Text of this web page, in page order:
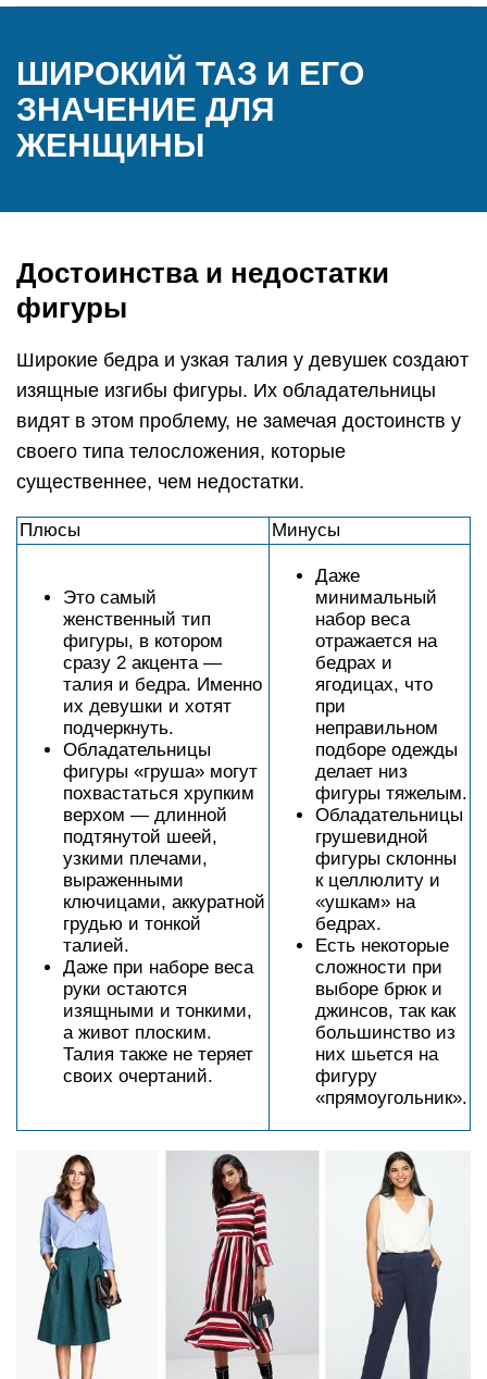
ШИРОКИЙ ТАЗ И ЕГО
ЗНАЧЕНИЕ ДЛЯ
ЖЕНЩИНЫ
Достоинства и недостатки
фигуры
Широкие бедра и узкая талия у девушек создают
изящные изгибы фигуры. Их обладательницы
видят в этом проблему, не замечая достоинств у
своего типа телосложения, которые
существеннее, чем недостатки.
Плюсы Минусы
Это самый
женственный тип
фигуры, в котором
сразу 2 акцента —
талия и бедра. Именно
их девушки и хотят
подчеркнуть.
Обладательницы
фигуры «груша» могут
похвастаться хрупким
верхом — длинной
подтянутой шеей,
узкими плечами,
выраженными
ключицами, аккуратной
грудью и тонкой
талией.
Даже при наборе веса
руки остаются
изящными и тонкими,
а живот плоским.
Талия также не теряет
своих очертаний.
Даже
минимальный
набор веса
отражается на
бедрах и
ягодицах, что
при
неправильном
подборе одежды
делает низ
фигуры тяжелым.
Обладательницы
грушевидной
фигуры склонны
к целлюлиту и
«ушкам» на
бедрах.
Есть некоторые
сложности при
выборе брюк и
джинсов, так как
большинство из
них шьется на
фигуру
«прямоугольник».